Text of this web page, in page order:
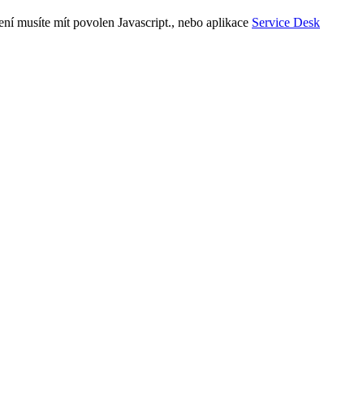
musíte mít povolen Javascript., nebo aplikace Service Desk